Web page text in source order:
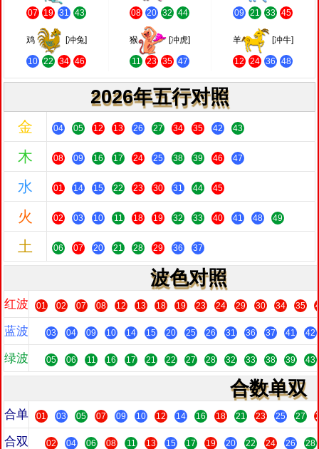
07 19 31 43 08 20 32 44 09 21 33 45
鸡 [冲兔]
10 22 34 46
猴 [冲虎]
11 23 35 47
羊 [冲牛]
12 24 36 48
2026年五行对照
金 04 05 12 13 26 27 34 35 42 43
木 08 09 16 17 24 25 38 39 46 47
水 01 14 15 22 23 30 31 44 45
火 02 03 10 11 18 19 32 33 40 41 48 49
土 06 07 20 21 28 29 36 37
波色对照
红波 01 02 07 08 12 13 18 19 23 24 29 30 34 35
蓝波 03 04 09 10 14 15 20 25 26 31 36 37 41 42
绿波 05 06 11 16 17 21 22 27 28 32 33 38 39 43
合数单双
合单 01 03 05 07 09 10 12 14 16 18 21 23 25 27
合双 02 04 06 08 11 13 15 17 19 20 22 24 26 28